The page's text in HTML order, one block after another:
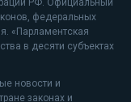
РФ. Официальный
федеральных
«Парламентская
в десяти субъектах
новости и
законах и